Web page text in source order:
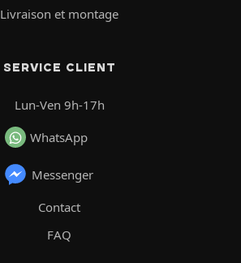
Livraison et montage
SERVICE CLIENT
Lun-Ven 9h-17h
WhatsApp
Messenger
Contact
FAQ